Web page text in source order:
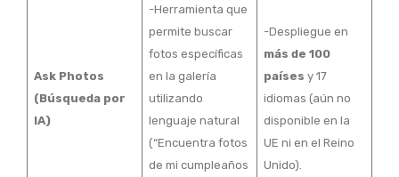
Ask Photos
(Búsqueda por
IA)
-Herramienta que
permite buscar
fotos específicas
en la galería
utilizando
lenguaje natural
(“Encuentra fotos
de mi cumpleaños
-Despliegue en
más de 100
países y 17
idiomas (aún no
disponible en la
UE ni en el Reino
Unido).